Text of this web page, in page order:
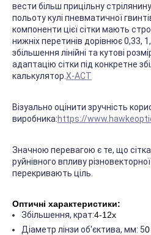
вести більш прицільну
польоту кулі пневматичної
компоненти цієї сітки мають
нижніх перетинів дорівнює 0,33,
збільшення лінійні та кутові
адаптацію сітки під конкретне
калькулятор. X-ACT
Візуально оцінити зручність
виробника:https://
Значною перевагою є те, що сітка
руйнівного впливу
перекривають ціль.
Оптичні характеристики:
Збільшення, крат:4-12x
Діаметр лінзи об'єктива, мм: 50